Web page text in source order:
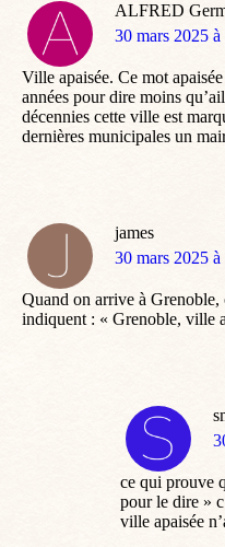
ALFRED
dit
30 mars 2025
Ville apaisée. Ce mot
années pour dire moins
décennies cette ville est
dernières municipales un
james
dit
30 mars 2025
Quand on arrive à Grenoble,
indiquent : « Grenoble, ville
ce qui prouve
pour le dire »
ville apaisée